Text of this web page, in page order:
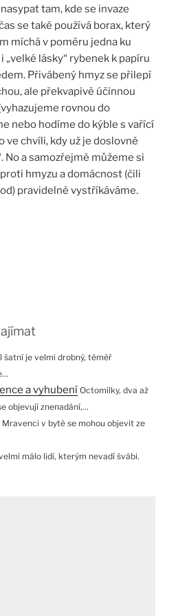
tam, kde se invaze
se také používá borax, který
míchá v poměru jedna ku
„velké lásky“ rybenek k papíru
Přivábený hmyz se přilepí
ale překvapivě účinnou
rovnou do
nebo hodíme do kýble s vařící
ve chvíli, kdy už je doslovně
No a samozřejmě můžeme si
hmyzu a domácnost (čili
pravidelně vystříkáváme.
šatní je velmi drobný, téměř
a vyhubení Octomilky, dva až
objevují znenadání,...
Mravenci v bytě se mohou objevit ze
málo lidí, kterým nevadí švábi.